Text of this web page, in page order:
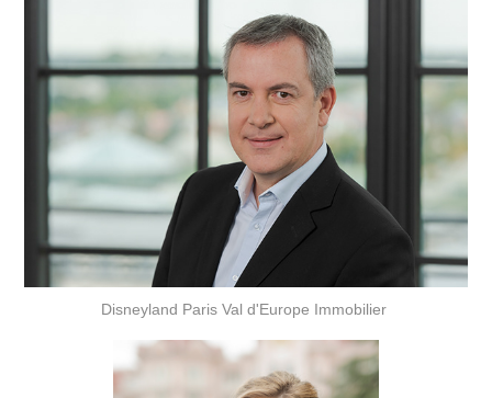
Disneyland Paris Val d'Europe Immobilier